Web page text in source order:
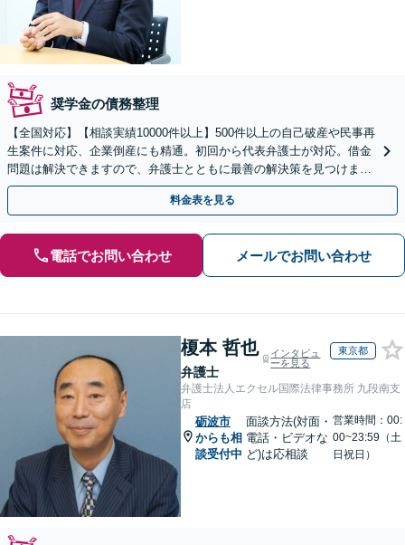
奨学金の債務整理
【全国対応】【相談実績10000件以上】500件以上の自己破産や民事再
生案件に対応、企業倒産にも精通。初回から代表弁護士が対応。借金
問題は解決できますので、弁護士とともに最善の解決策を見つけまし
ょう【初回相談無料】【法テラス利用可】
料金表を見る
電話でお問い合わせ メールでお問い合わせ
榎本 哲也
弁護士
インタビュ
ーを見る
東京都
弁護士法人エクセル国際法律事務所 九段南支
店
砺波市
からも相
談受付中
面談方法(対面・
電話・ビデオな
ど)は応相談
営業時間：00:
00~23:59（土
日祝日）